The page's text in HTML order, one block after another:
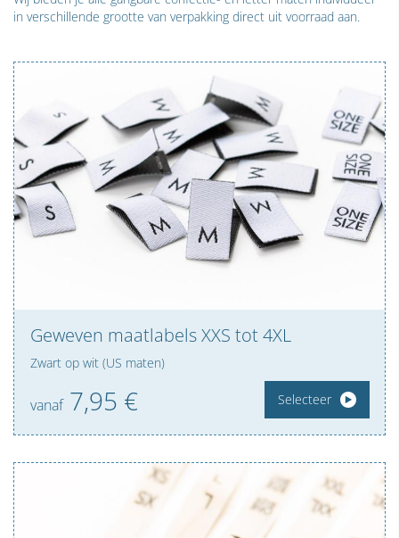
in verschillende grootte van verpakking direct uit voorraad aan.
Geweven maatlabels XXS tot 4XL
Zwart op wit (US maten)
vanaf 7,95 € Selecteer